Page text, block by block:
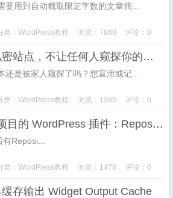
用到自动截取限定字数的文章摘...
类： WordPress教程 浏览：7860 评论：0
WordPress 搭建私密站点，不让任何人窥探你的秘密
是被家人窥探了吗？想宣泄或记...
类： WordPress教程 浏览：1385 评论：0
快速插入 Coding 项目的 WordPress 插件：Reposidget For Coding
Reposi...
类： WordPress教程 浏览：1478 评论：0
存输出 Widget Output Cache